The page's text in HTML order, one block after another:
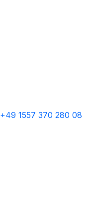
+49 1557 370 280 08